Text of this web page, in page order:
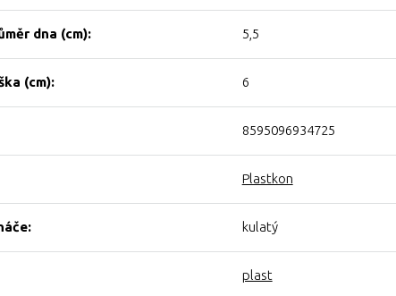
dna (cm): 5,5
(cm): 6
8595096934725
Plastkon
kulatý
plast